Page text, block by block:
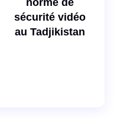
sécurité vidéo
au Tadjikistan